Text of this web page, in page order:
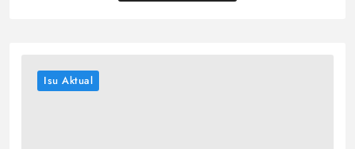
Isu Aktual